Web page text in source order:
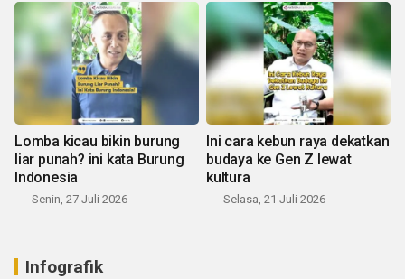
Lomba kicau bikin burung
liar punah? ini kata Burung
Indonesia
Senin, 27 Juli 2026
Ini cara kebun raya dekatkan
budaya ke Gen Z lewat
kultura
Selasa, 21 Juli 2026
Infografik